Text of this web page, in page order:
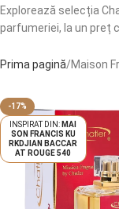
Explorează selecția
parfumeriei, la un preț
Prima pagină Maison
-17%
MAI
SON FRANCIS KU
RKDJIAN BACCAR
AT ROUGE 540